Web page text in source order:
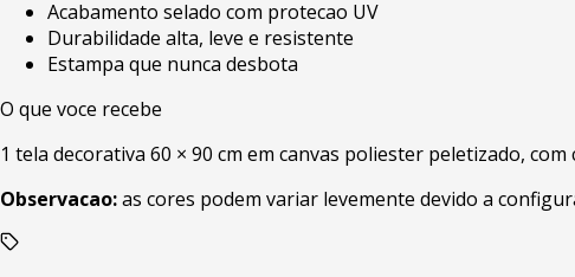
Acabamento selado com protecao UV
Durabilidade alta, leve e resistente
Estampa que nunca desbota
O que voce recebe
1 tela decorativa 60 × 90 cm em canvas poliester peletizado,
Observacao:as cores podem variar levemente devido a